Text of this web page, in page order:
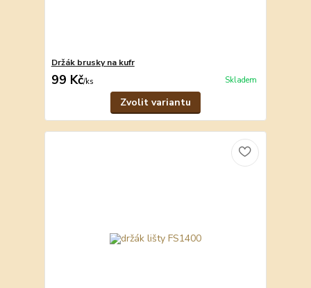
Držák brusky na kufr
99 Kč/ks Skladem
Zvolit variantu